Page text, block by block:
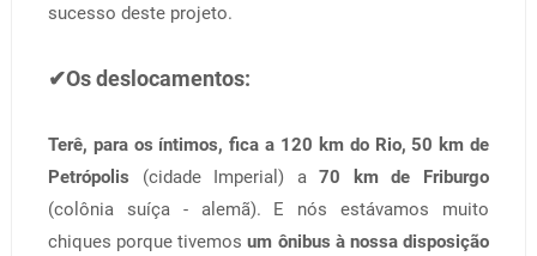
sucesso deste projeto.
✔Os deslocamentos:
Terê, para os íntimos, fica a 120 km do Rio, 50 km de
Petrópolis (cidade Imperial) a70 km de Friburgo
(colônia suíça - alemã). E nós estávamos muito
chiques porque tivemosum ônibus à nossa disposição